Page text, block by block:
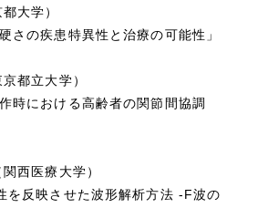
都大学）
さの疾患特異性と治療の可能性」
京都立大学）
時における高齢者の関節間協調
関西医療大学）
を反映させた波形解析方法 -F波の